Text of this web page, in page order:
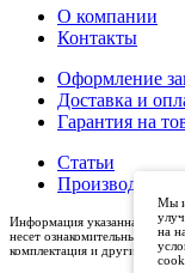
О компании
Контакты
Оформление
Доставка и
Гарантия на
Статьи
Производители
Информация указанная на
несет ознакомительный
комплектация и другие
Мы
на